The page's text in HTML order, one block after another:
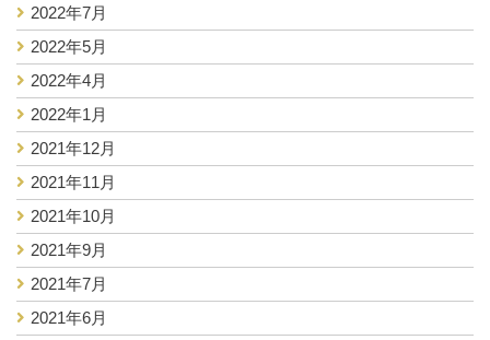
2022年7月
2022年5月
2022年4月
2022年1月
2021年12月
2021年11月
2021年10月
2021年9月
2021年7月
2021年6月